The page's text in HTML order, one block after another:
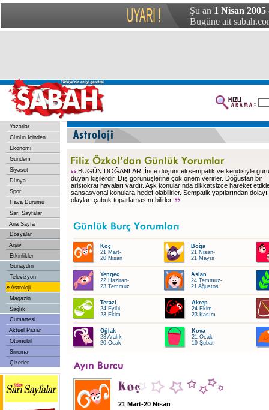
Şu an 1 Nisan
Bugüne ait
Yazarlar
Günün İçinden
Ekonomi
Gündem
Siyaset
Dünya
Spor
Hava Durumu
Sarı Sayfalar
Ana Sayfa
Dosyalar
Arşiv
Etkinlikler
Günaydın
Televizyon
» Astroloji
Magazin
Sağlık
Cumartesi
Aktüel Pazar
Otomobil
Sinema
Çizerler
BUGÜN DOĞANLAR: İnce düşünceli sempatik ve kendisiyle
duyan kişilerdir. Dış görünüşlerine çok önem verirler. Doğuştan bir
aristokrat havaları vardır. Aşk konularında dikkatsizce hareket
sansasyonal konulara hedef olabilirler. Sempatik yapılarından dolayı
olayları çabuk toparlamasını bilirler.
Koç
21 Mart-
20 Nisan
Boğa
21 Nisan-
21 Mayıs
Yengeç
22 Haziran-
23 Temmuz
Aslan
24 Temmuz-
21 Ağustos
Terazi
24 Eylül-
23 Ekim
Akrep
24 Ekim-
23 Kasım
Oğlak
23 Aralık-
20 Ocak
Kova
21 Ocak-
19 Şubat
21 Mart-20 Nisan